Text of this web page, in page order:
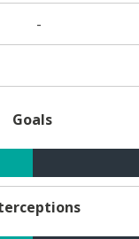
-
Goals